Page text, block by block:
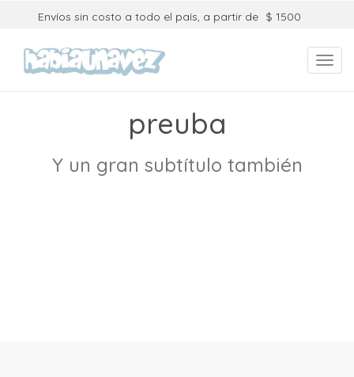
Envíos sin costo a todo el país, a partir de $ 1500
preuba
Y un gran subtítulo también